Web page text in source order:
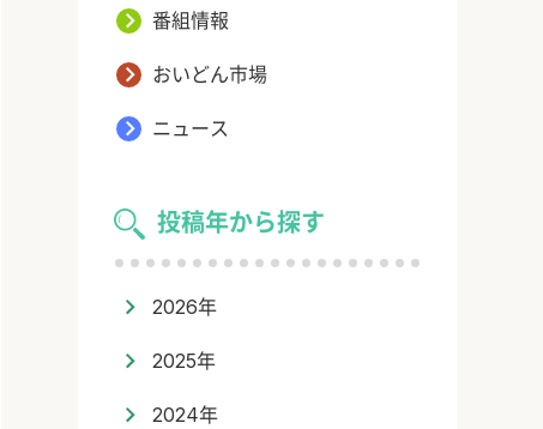
番組情報
おいどん市場
ニュース
投稿年から探す
2026年
2025年
2024年